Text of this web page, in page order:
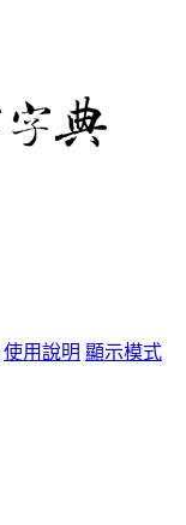
使用說明 顯示模式